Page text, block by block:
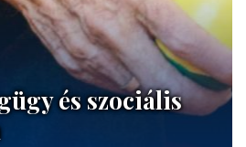
és szociális